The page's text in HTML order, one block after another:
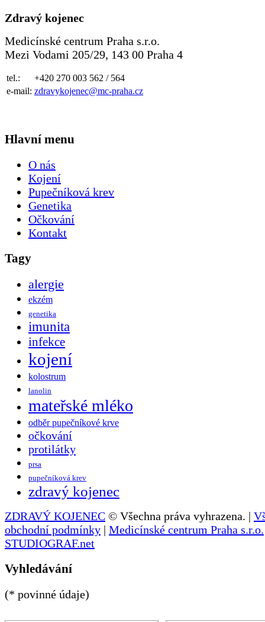
Zdravý kojenec
Medicínské centrum Praha s.r.o.
Mezi Vodami 205/29, 143 00 Praha 4
tel.:
+420 270 003 562 / 564
e-mail: zdravykojenec@mc-praha.cz
Hlavní menu
O nás
Kojení
Pupečníková krev
Genetika
Očkování
Kontakt
Tagy
alergie
ekzém
genetika
imunita
infekce
kojení
kolostrum
lanolin
mateřské mléko
odběr pupečníkové krve
očkování
protilátky
prsa
pupečníková krev
zdravý kojenec
ZDRAVÝ KOJENEC © Všechna práva vyhrazena. |
obchodní podmínky | Medicínské centrum Praha s.r.o.
STUDIOGRAF.net
Vyhledávání
(* povinné údaje)